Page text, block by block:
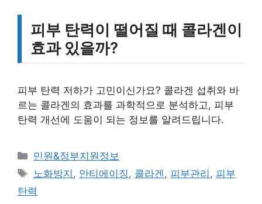
피부 탄력이 떨어질 때 콜라겐이
효과 있을까?
피부 탄력 저하가 고민이신가요? 콜라겐 섭취와 바
르는 콜라겐의 효과를 과학적으로 분석하고, 피부
탄력 개선에 도움이 되는 정보를 알려드립니다.
카
테
리
민원&정부지원정보
태
그
노화방지 , 안티에이징, 콜라겐, 피부관리 , 피부
탄력